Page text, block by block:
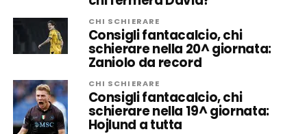
CHI SCHIERARE
Consigli fantacalcio, chi
schierare nella 20^ giornata:
Zaniolo da record
CHI SCHIERARE
Consigli fantacalcio, chi
schierare nella 19^ giornata:
Hojlund a tutta